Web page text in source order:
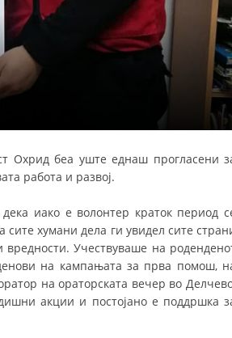
СТАТУТ НА ЦКРМ
И РАЗВОЈ
СОБРАНИЕ
ДИСЕМИНАЦИЈА
Охрид беа уште еднаш прогласени
работа и развој.
иако е волонтер краток период
сите хумани дела ги увидел сите
Учествуваше на
на кампањата за прва помош,
на ораторската вечер во
акции и постојано е поддршка